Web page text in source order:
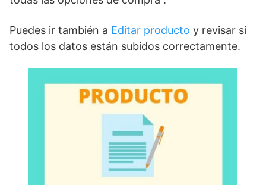
Puedes ir también a Editar producto y revisar si
todos los datos están subidos correctamente.